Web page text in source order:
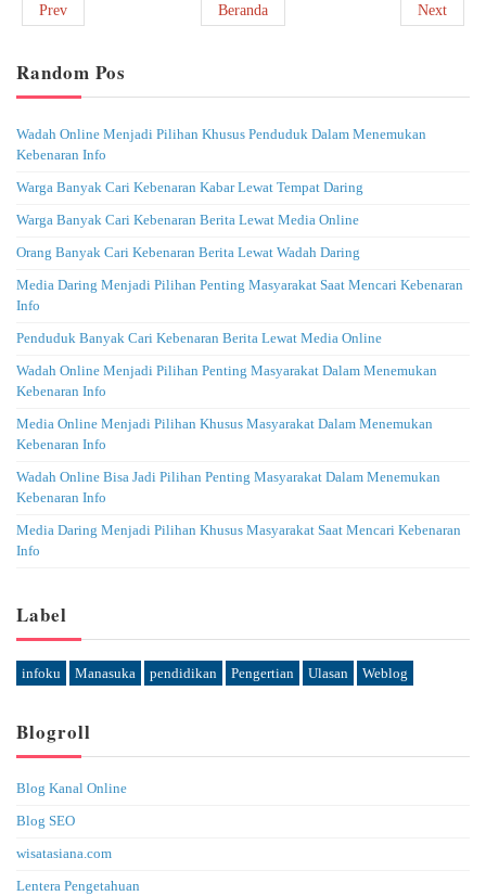
Prev Next
Beranda
Random Pos
Wadah Online Menjadi Pilihan Khusus Penduduk Dalam Menemukan
Kebenaran Info
Warga Banyak Cari Kebenaran Kabar Lewat Tempat Daring
Warga Banyak Cari Kebenaran Berita Lewat Media Online
Orang Banyak Cari Kebenaran Berita Lewat Wadah Daring
Media Daring Menjadi Pilihan Penting Masyarakat Saat Mencari Kebenaran
Info
Penduduk Banyak Cari Kebenaran Berita Lewat Media Online
Wadah Online Menjadi Pilihan Penting Masyarakat Dalam Menemukan
Kebenaran Info
Media Online Menjadi Pilihan Khusus Masyarakat Dalam Menemukan
Kebenaran Info
Wadah Online Bisa Jadi Pilihan Penting Masyarakat Dalam Menemukan
Kebenaran Info
Media Daring Menjadi Pilihan Khusus Masyarakat Saat Mencari Kebenaran
Info
Label
infoku Manasuka pendidikan Pengertian Ulasan Weblog
Blogroll
Blog Kanal Online
Blog SEO
wisatasiana.com
Lentera Pengetahuan